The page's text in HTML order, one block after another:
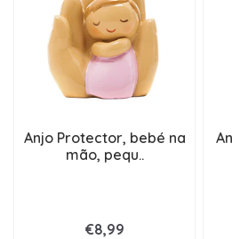
Anjo Protector, bebé na
mão, pequ..
€8,99